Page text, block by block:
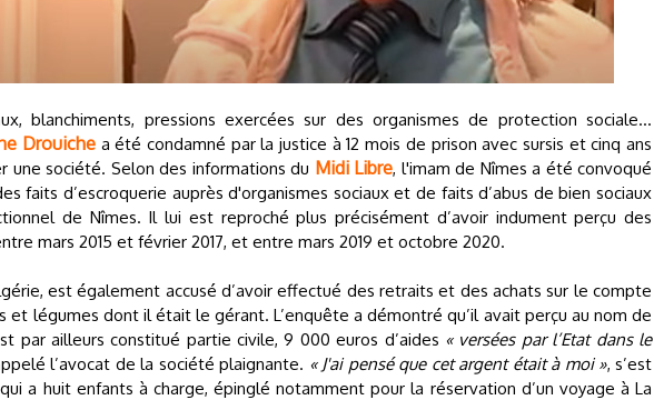
blanchiments, pressions exercées sur des organismes de protection sociale…
Drouichea été condamné par la justice à 12 mois de prison avec sursis et cinq ans
une société. Selon des informations du Midi Libre, l'imam de Nîmes a été convoqué
faits d’escroquerie auprès d'organismes sociaux et de faits d’abus de bien sociaux
de Nîmes. Il lui est reproché plus précisément d’avoir indument perçu des
mars 2015 et février 2017, et entre mars 2019 et octobre 2020.
est également accusé d’avoir effectué des retraits et des achats sur le compte
et légumes dont il était le gérant. L’enquête a démontré qu’il avait perçu au nom de
par ailleurs constitué partie civile, 9 000 euros d’aides « versées par l’Etat dans le
l’avocat de la société plaignante. « J'ai pensé que cet argent était à moi », s’est
a huit enfants à charge, épinglé notamment pour la réservation d’un voyage à La